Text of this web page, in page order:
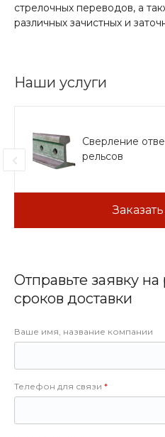
стрелочных переводов, а
различных зачистных и
Наши услуги
Сверление
рельсов
Отправьте заявку
сроков доставки
Ваше имя, название компании
Телефон для связи